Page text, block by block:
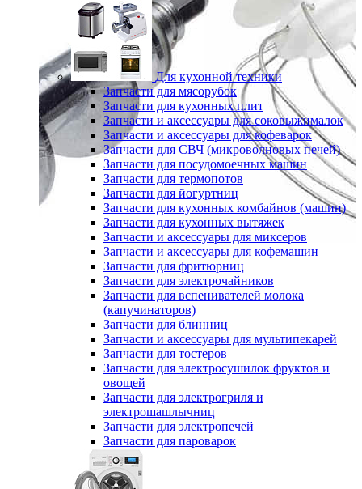
Для кухонной техники
Запчасти для мясорубок
Запчасти для кухонных плит
Запчасти и аксессуары для соковыжималок
Запчасти и аксессуары для кофеварок
Запчасти для СВЧ (микроволновых печей)
Запчасти для посудомоечных машин
Запчасти для термопотов
Запчасти для йогуртниц
Запчасти для кухонных комбайнов (машин)
Запчасти для кухонных вытяжек
Запчасти и аксессуары для миксеров
Запчасти и аксессуары для кофемашин
Запчасти для фритюрниц
Запчасти для электрочайников
Запчасти для вспенивателей молока
(капучинаторов)
Запчасти для блинниц
Запчасти и аксессуары для мультипекарей
Запчасти для тостеров
Запчасти для электросушилок фруктов и
овощей
Запчасти для электрогриля и
электрошашлычниц
Запчасти для электропечей
Запчасти для пароварок